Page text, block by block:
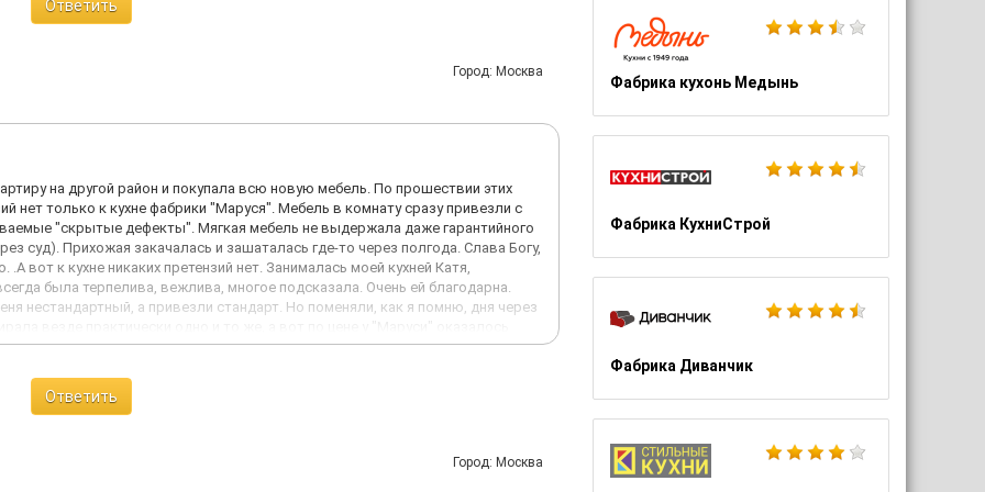
Фабрика кухонь Медынь
Фабрика КухниСтрой
Фабрика Диванчик
поздоровался и с удивленным взглядом еле вспомнила нас ,продолжая
ничего не услышала . На мой взгляд ,обслуживание в данном отделе на
,тратят время посетителя ,а довести сделку до статуса закрыта /
дают клиентам.
Ответить
Город: Москва
на другой район и покупала всю новую мебель. По прошествии этих
нет только к кухне фабрики "Маруся". Мебель в комнату сразу привезли с
"скрытые дефекты". Мягкая мебель не выдержала даже гарантийного
суд). Прихожая закачалась и зашаталась где-то через полгода. Слава Богу,
вот к кухне никаких претензий нет. Занималась моей кухней Катя,
была терпелива, вежлива, многое подсказала. Очень ей благодарна.
нестандартный, а привезли стандарт. Но поменяли, как я помню, дня через
везде практически одно и то же, а вот по цене у "Маруси" оказалось
и хоть и с больш-и-и-и-м опозданием сказать СПАСИБО. Кухня
Ответить
Город: Москва